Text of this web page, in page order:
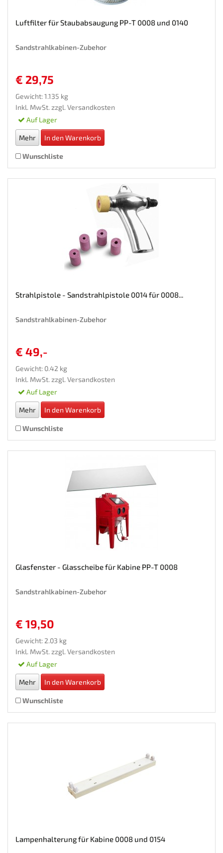
Luftfilter für Staubabsaugung PP-T 0008 und 0140
Sandstrahlkabinen-Zubehor
€ 29,75
Gewicht: 1.135 kg
Inkl. MwSt. zzgl. Versandkosten
Auf Lager
Mehr In den Warenkorb
Wunschliste
Strahlpistole - Sandstrahlpistole 0014 für 0008...
Sandstrahlkabinen-Zubehor
€ 49,-
Gewicht: 0.42 kg
Inkl. MwSt. zzgl. Versandkosten
Auf Lager
Mehr In den Warenkorb
Wunschliste
Glasfenster - Glasscheibe für Kabine PP-T 0008
Sandstrahlkabinen-Zubehor
€ 19,50
Gewicht: 2.03 kg
Inkl. MwSt. zzgl. Versandkosten
Auf Lager
Mehr In den Warenkorb
Wunschliste
Lampenhalterung für Kabine 0008 und 0154